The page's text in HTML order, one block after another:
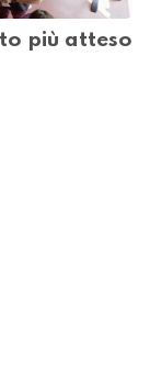
più atteso